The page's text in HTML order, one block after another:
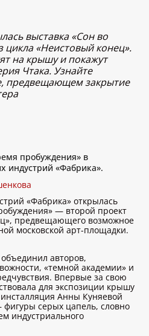
выставка «Сон во
«Неистовый конец».
на крышу и покажут
Чтака. Узнайте
предвещающем закрытие
пробуждения» в
индустрий «Фабрика».
«Фабрика» открылась
— второй проект
предвещающего возможное
московской арт-площадки.
авторов,
«темной академии» и
Впервые за свою
для экспозиции крышу
Анны Куняевой
серых цапель, словно
индустриального